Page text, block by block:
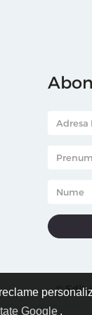
Google .
©